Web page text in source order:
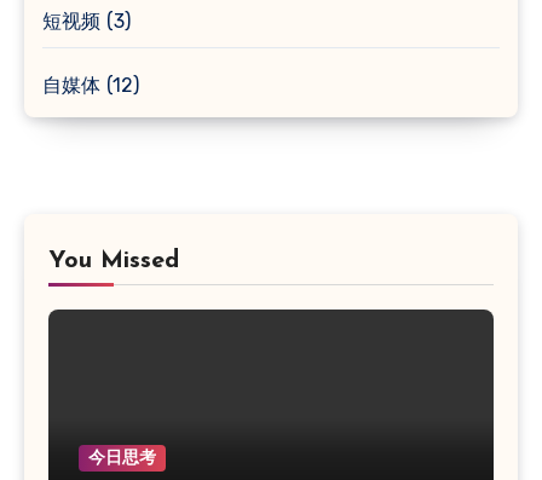
短视频 (3)
自媒体 (12)
You Missed
今日思考